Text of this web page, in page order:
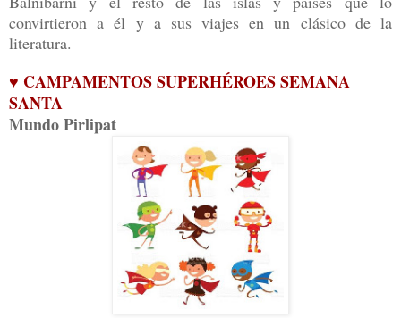
convirtieron a él y a sus viajes en un clásico de la
literatura.
♥ CAMPAMENTOS SUPERHÉROES SEMANA
SANTA
Mundo Pirlipat